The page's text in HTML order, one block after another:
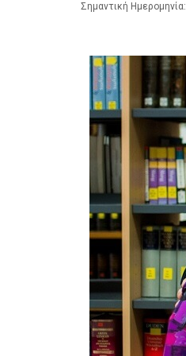
Σημαντική Ημερομηνία: